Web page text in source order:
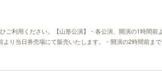
ご利用ください。【山形公演】・各公演、開演の1時間前
より当日券売場にて販売いたします。・開演の2時間前ま